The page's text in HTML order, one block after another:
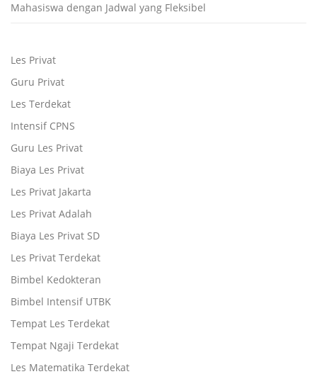
Mahasiswa dengan Jadwal yang Fleksibel
Les Privat
Guru Privat
Les Terdekat
Intensif CPNS
Guru Les Privat
Biaya Les Privat
Les Privat Jakarta
Les Privat Adalah
Biaya Les Privat SD
Les Privat Terdekat
Bimbel Kedokteran
Bimbel Intensif UTBK
Tempat Les Terdekat
Tempat Ngaji Terdekat
Les Matematika Terdekat